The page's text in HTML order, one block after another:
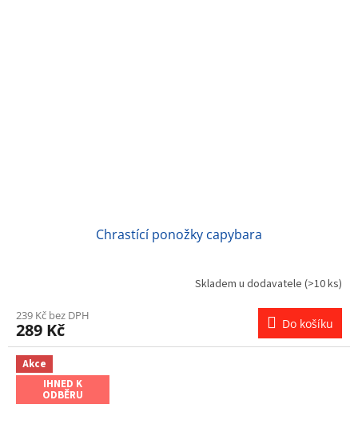
Chrastící ponožky capybara
Skladem u dodavatele (>10 ks)
239 Kč bez DPH
289 Kč Do košíku
Akce
IHNED K
ODBĚRU